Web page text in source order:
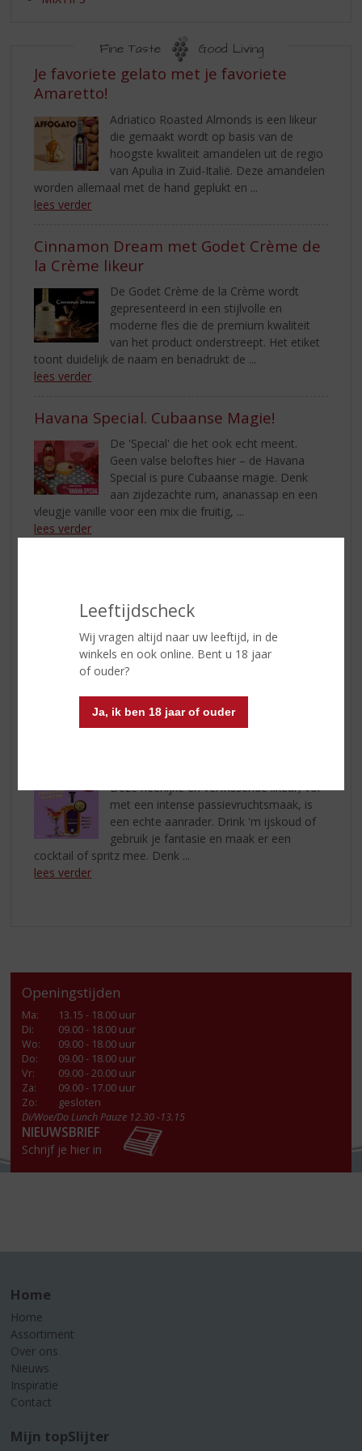
Leeftijdscheck
Wij vragen altijd naar uw leeftijd, in de
winkels en ook online. Bent u 18 jaar
of ouder?
Ja, ik ben 18 jaar of ouder
Fine Taste Good Living
MIXTIPS
Je favoriete gelato met je favoriete
Amaretto!
Adriatico Roasted Almonds is een likeur
die gemaakt wordt op basis van de
hoogste kwaliteit amandelen uit de regio
van Apulia in Zuid-Italië. Deze amandelen
worden allemaal met de hand geplukt en ...
lees verder
Cinnamon Dream met Godet Crème de
la Crème likeur
De Godet Crème de la Crème wordt
gepresenteerd in een stijlvolle en
moderne fles die de premium kwaliteit
van het product onderstreept. Het etiket
toont duidelijk de naam en benadrukt de ...
lees verder
Havana Special. Cubaanse Magie!
De 'Special' die het ook echt meent.
Geen valse beloftes hier – de Havana
Special is pure Cubaanse magie. Denk
aan zijdezachte rum, ananassap en een
vleugje vanille voor een mix die fruitig, ...
lees verder
Licor 43 Original is een Spaanse likeur die
bekend staat om zijn unieke en verfijnde
smaak, welke voortkomt uit een geheime
mix van 43 ingrediënten. De zoete tonen
lees verder
Deze heerlijke en verfrissende likeur, vol
met een intense passievruchtsmaak, is
een echte aanrader. Drink 'm ijskoud of
gebruik je fantasie en maak er een
cocktail of spritz mee. Denk ...
lees verder
Openingstijden
Ma:
13.15 - 18.00 uur
Di:
09.00 - 18.00 uur
Wo:
09.00 - 18.00 uur
Do:
09.00 - 18.00 uur
Vr:
09.00 - 20.00 uur
Za:
09.00 - 17.00 uur
Zo:
gesloten
Di/Woe/Do Lunch Pauze 12.30 -13.15
NIEUWSBRIEF
Schrijf je hier in
Home
Home
Assortiment
Over ons
Nieuws
Inspiratie
Contact
Mijn topSlijter